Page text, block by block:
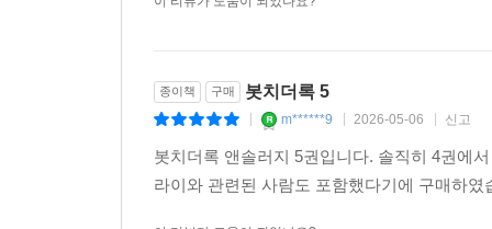
종이책 구매 봇치더록 5
| m******9 2026-05-06 | 신고
봇치더록 앤솔러지 5권입니다. 솔직히 4권에